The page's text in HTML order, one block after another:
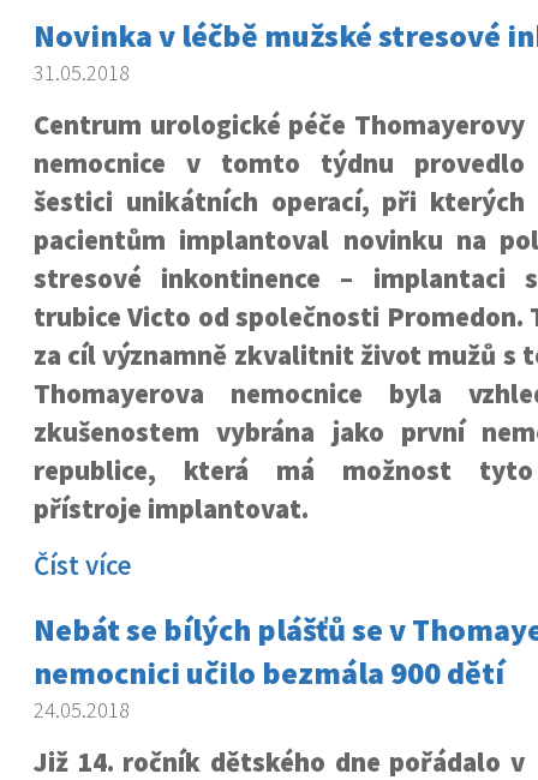
Novinka v léčbě mužské stresové
31.05.2018
Centrum urologické péče Thomayerovy
nemocnice v tomto týdnu provedlo
šestici unikátních operací, při kterých
pacientům implantoval novinku na
stresové inkontinence – implantaci
trubice Victo od společnosti Promedon.
za cíl významně zkvalitnit život mužů s
Thomayerova nemocnice byla
zkušenostem vybrána jako první
republice, která má možnost tyto
přístroje implantovat.
Číst více
Nebát se bílých plášťů se v
nemocnici učilo bezmála 900 dětí
24.05.2018
Již 14. ročník dětského dne pořádalo v